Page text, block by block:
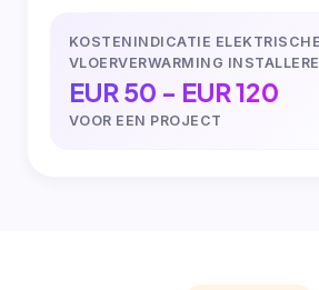
KOSTENINDICATIE ELEKTRISCHE
VLOERVERWARMING
EUR 50 - EUR 120
VOOR EEN PROJECT